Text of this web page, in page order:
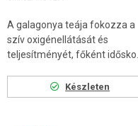
A galagonya teája fokozza a
szív oxigénellátását és
teljesítményét, főként idősko...
Készleten